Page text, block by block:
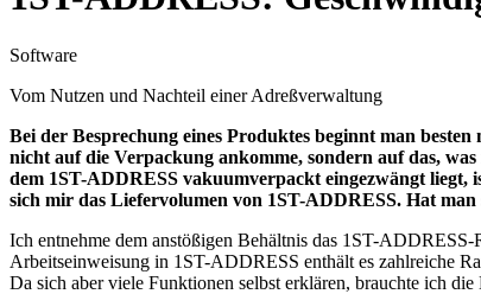
Software
Vom Nutzen und Nachteil einer Adreßverwaltung
Bei der Besprechung eines Produktes beginnt man
nicht auf die Verpackung ankomme, sondern auf das,
dem 1ST-ADDRESS vakuumverpackt eingezwängt liegt,
sich mir das Liefervolumen von 1ST-ADDRESS. Hat
Ich entnehme dem anstößigen Behältnis das 1ST-
Arbeitseinweisung in 1ST-ADDRESS enthält es zahlreiche
Da sich aber viele Funktionen selbst erklären, brauchte ich